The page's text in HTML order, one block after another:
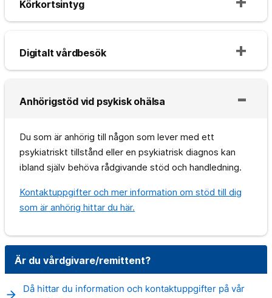
Körkortsintyg
Digitalt vårdbesök
Anhörigstöd vid psykisk ohälsa
Du som är anhörig till någon som lever med ett
psykiatriskt tillstånd eller en psykiatrisk diagnos kan
ibland själv behöva rådgivande stöd och handledning.
Kontaktuppgifter och mer information om stöd till dig
som är anhörig hittar du här.
Är du vårdgivare/remittent?
arrow_forward
Då hittar du information och kontaktuppgifter på vår